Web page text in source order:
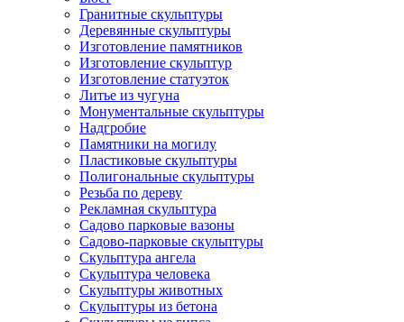
Гранитные скульптуры
Деревянные скульптуры
Изготовление памятников
Изготовление скульптур
Изготовление статуэток
Литье из чугуна
Монументальные скульптуры
Надгробие
Памятники на могилу
Пластиковые скульптуры
Полигональные скульптуры
Резьба по дереву
Рекламная скульптура
Садово парковые вазоны
Садово-парковые скульптуры
Скульптура ангела
Скульптура человека
Скульптуры животных
Скульптуры из бетона